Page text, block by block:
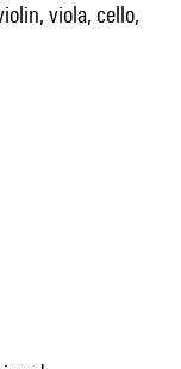
viola, cello,